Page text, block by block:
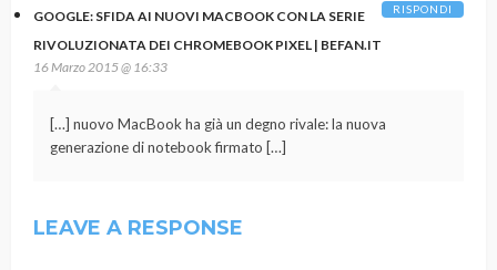
GOOGLE: SFIDA AI NUOVI MACBOOK CON LA SERIE
RIVOLUZIONATA DEI CHROMEBOOK PIXEL | BEFAN.IT
16 Marzo 2015 @ 16:33
[…] nuovo MacBook ha già un degno rivale: la nuova
generazione di notebook firmato […]
RISPONDI
LEAVE A RESPONSE